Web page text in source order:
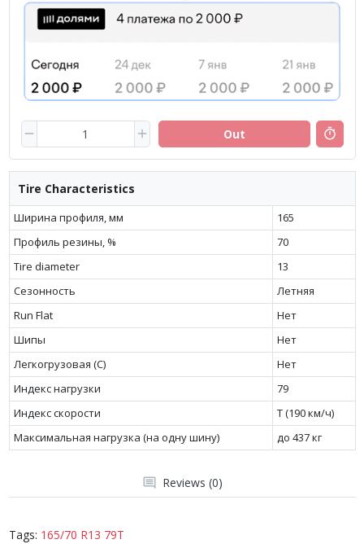
Out
Tire Characteristics
Ширина профиля, мм
165
Профиль резины, %
70
Tire diameter
13
Сезонность
Летняя
Run Flat
Нет
Шипы
Нет
Легкогрузовая (C)
Нет
Индекс нагрузки
79
Индекс скорости
T (190 км/ч)
Максимальная нагрузка (на одну шину)
до 437 кг
Reviews (0)
Tags: 165/70 R13 79T